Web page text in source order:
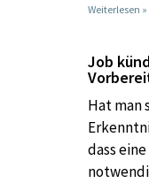
Weiterlesen »
Job
Hat man
dass